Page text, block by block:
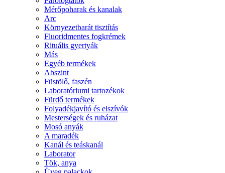
Mérőpoharak és kanalak
Arc
Környezetbarát tisztítás
Fluoridmentes fogkrémek
Rituális gyertyák
Más
Egyéb termékek
Abszint
Füstölő, faszén
Laboratóriumi tartozékok
Fürdő termékek
Folyadékjavító és elszívók
Mesterségek és ruházat
Mosó anyák
A maradék
Kanál és teáskanál
Laborator
Tök, anya